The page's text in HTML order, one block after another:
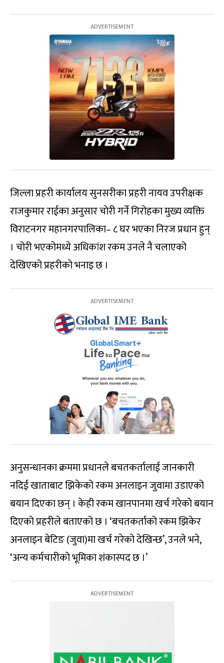
जिल्ला प्रहरी कार्यालय सुनसरीका प्रहरी नायव उपरीक्षक
राजकुमार राईका अनुसार चोरी गर्ने गिरोहका मुख्य व्यक्ति
विराटनगर महानगरपालिका– ८ घर भएका निरज प्रधान हुन्
। चोरी भएकोमध्ये अधिकांश रकम उनले नै चलाएको
देखिएको प्रहरीको भनाइ छ ।
अनुसन्धानका क्रममा प्रधानले बचतकर्तालाई जानकारी
नदिई खाताबाट झिकेको रकम अनलाइन जुवामा उडाएको
बयान दिएका छन् । केही रकम खानपानमा खर्च गरेको बयान
दिएको प्रहरीले बताएको छ । ‘बचतकर्ताको रकम झिकेर
अनलाइन बेटिङ (जुवा)मा खर्च गरेको देखिन्छ’, उनले भने,
‘अन्य कर्मचारीको भूमिका शंकास्पद छ ।’